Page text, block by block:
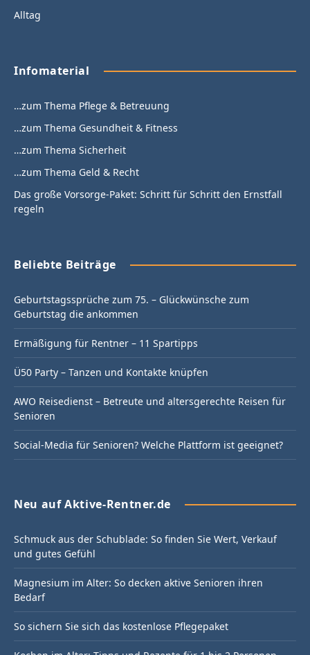
Alltag
Infomaterial
…zum Thema Pflege & Betreuung
…zum Thema Gesundheit & Fitness
…zum Thema Sicherheit
…zum Thema Geld & Recht
Das große Vorsorge-Paket: Schritt für Schritt den Ernstfall
regeln
Beliebte Beiträge
Geburtstagssprüche zum 75. – Glückwünsche zum
Geburtstag die ankommen
Ermäßigung für Rentner – 11 Spartipps
Ü50 Party – Tanzen und Kontakte knüpfen
AWO Reisedienst – Betreute und altersgerechte Reisen für
Senioren
Social-Media für Senioren? Welche Plattform ist geeignet?
Neu auf Aktive-Rentner.de
Schmuck aus der Schublade: So finden Sie Wert, Verkauf
und gutes Gefühl
Magnesium im Alter: So decken aktive Senioren ihren
Bedarf
So sichern Sie sich das kostenlose Pflegepaket